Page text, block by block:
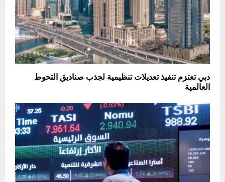
دبي تعتزم تنفيذ تعديلات تنظيمية لجذب صناديق التحوط
العالمية